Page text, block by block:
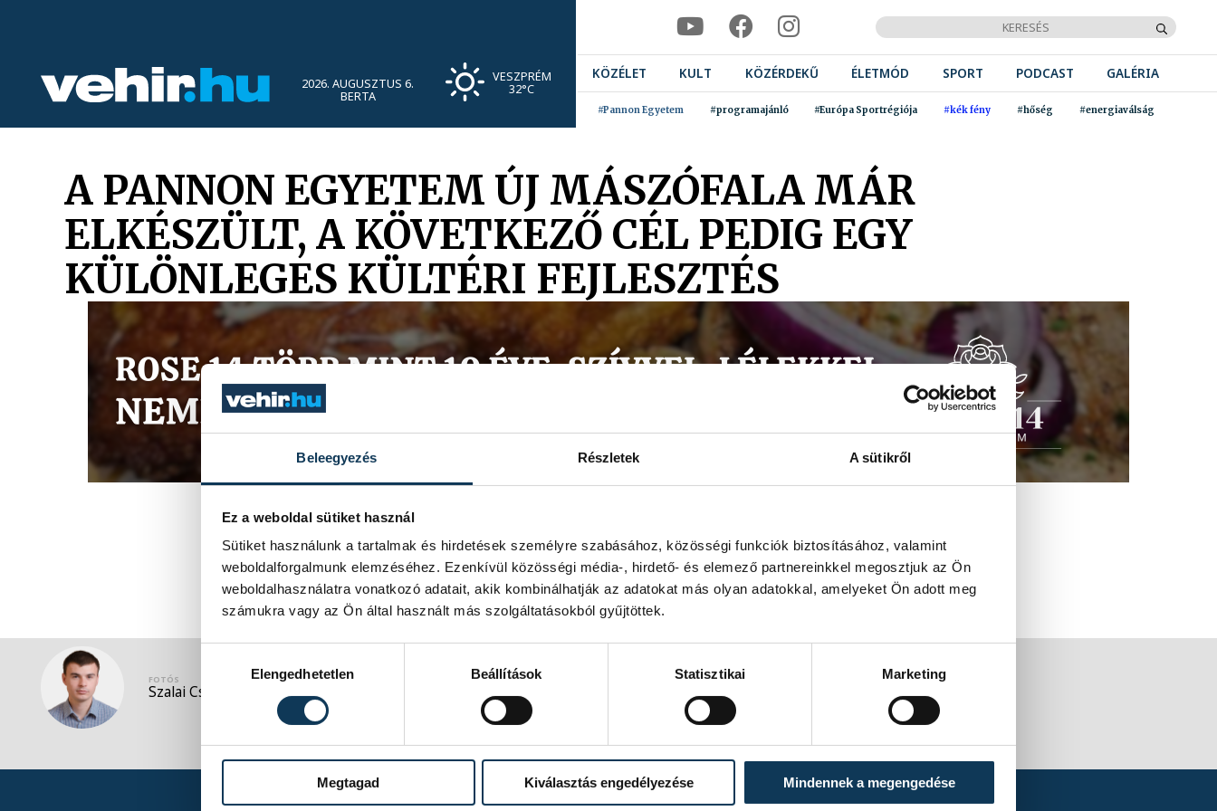
Beleegyezés Részletek A sütikről
Ez a weboldal sütiket használ
Sütiket használunk a tartalmak és hirdetések személyre szabásához, közösségi funkciók biztosításához, valamint
weboldalforgalmunk elemzéséhez. Ezenkívül közösségi média-, hirdető- és elemező partnereinkkel megosztjuk az Ön
weboldalhasználatra vonatkozó adatait, akik kombinálhatják az adatokat más olyan adatokkal, amelyeket Ön adott meg
számukra vagy az Ön által használt más szolgáltatásokból gyűjtöttek.
Elengedhetetlen
Beállítások Statisztikai Marketing
Megtagad Kiválasztás engedélyezése Mindennek a megengedése
2026. AUGUSZTUS 6.
BERTA
VESZPRÉM
32°C
KÖZÉLET KULT KÖZÉRDEKŰ ÉLETMÓD SPORT PODCAST GALÉRIA
#Pannon Egyetem #programajánló #Európa Sportrégiója #kék fény #hőség #energiaválság
A PANNON EGYETEM ÚJ MÁSZÓFALA MÁR
ELKÉSZÜLT, A KÖVETKEZŐ CÉL PEDIG EGY
KÜLÖNLEGES KÜLTÉRI FEJLESZTÉS
FOTÓS
Szalai Csaba